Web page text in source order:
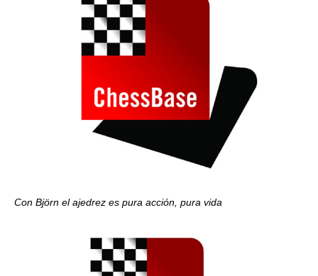
Con Björn el ajedrez es pura acción, pura vida